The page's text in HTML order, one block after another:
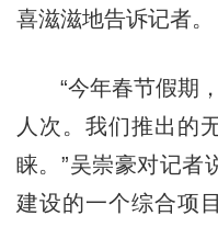
喜滋滋地告诉记者。
“今年春节假期，
人次。我们推出的
睐。”吴崇豪对记者
建设的一个综合项